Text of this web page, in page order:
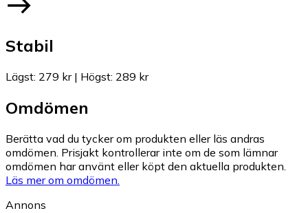
Stabil
Lägst: 279 kr| Högst: 289 kr
Omdömen
Berätta vad du tycker om produkten eller läs andras
omdömen. Prisjakt kontrollerar inte om de som lämnar
omdömen har använt eller köpt den aktuella produkten.
Läs mer om omdömen.
Annons